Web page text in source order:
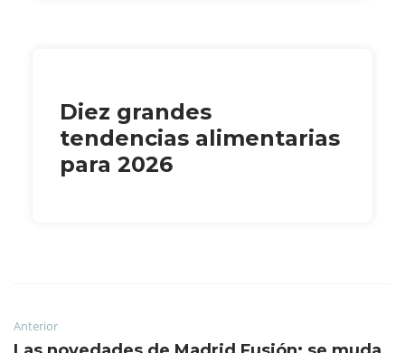
Diez grandes
tendencias alimentarias
para 2026
Anterior